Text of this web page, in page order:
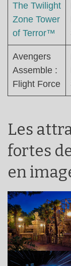
The Twilight
Zone Tower
of Terror™
Avengers
Assemble :
Flight Force
Les
fortes
en